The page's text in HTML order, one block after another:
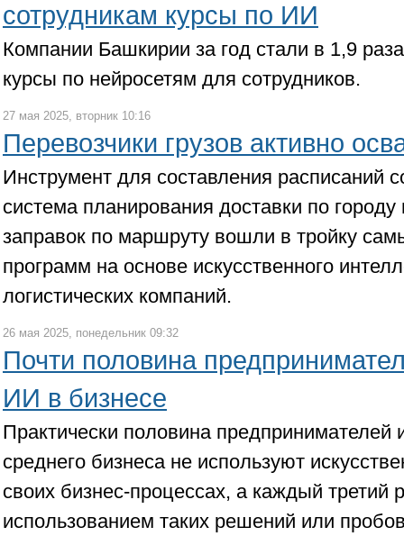
сотрудникам курсы по ИИ
Компании Башкирии за год стали в 1,9
курсы по нейросетям для сотрудников.
27 мая 2025, вторник 10:16
Перевозчики грузов активно
Инструмент для составления расписаний
система планирования доставки по
заправок по маршруту вошли в тройку
программ на основе искусственного
логистических компаний.
26 мая 2025, понедельник 09:32
Почти половина
ИИ в бизнесе
Практически половина предпринимателей
среднего бизнеса не используют
своих бизнес-процессах, а каждый
использованием таких решений или